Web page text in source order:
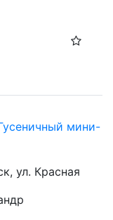
мини-
ул. Красная